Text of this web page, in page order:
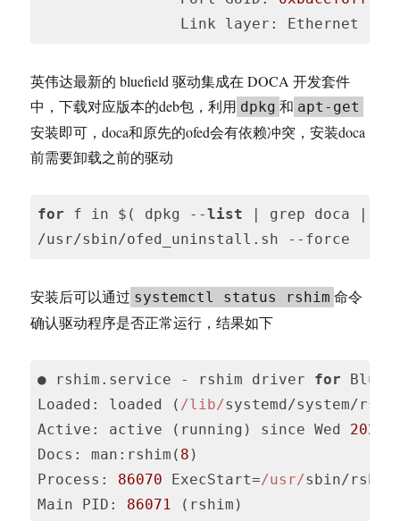
language:
JavaScript
(javascript)
英伟达最新的 bluefield 驱动集成在 DOCA 开发套件
中，下载对应版本的deb包，利用 dpkg 和 apt-get
安装即可，doca和原先的ofed会有依赖冲突，安装doca
前需要卸载之前的驱动
for f in $( dpkg --list | grep doca |
/usr/sbin/ofed_uninstall.sh --force
language:
PHP
(php)
安装后可以通过 systemctl status rshim 命令
确认驱动程序是否正常运行，结果如下
● rshim.service - rshim driver for
Loaded : loaded ( /lib/
Active : active (running) since Wed 2024
Docs : man:rshim( 8
Process : 86070 ExecStart=/usr/sbin/rshim
Main PID: 86071